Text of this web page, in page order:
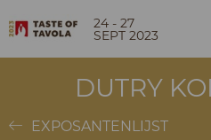
24 - 27
SEPT 2023
DUTRY
EXPOSANTENLIJST